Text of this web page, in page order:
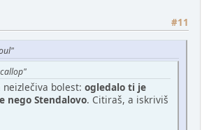
#11
bolest: ogledalo ti je
nego Stendalovo. Citiraš, a iskriviš